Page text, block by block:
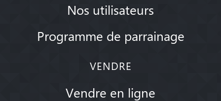
Nos utilisateurs
Programme de parrainage
VENDRE
Vendre en ligne